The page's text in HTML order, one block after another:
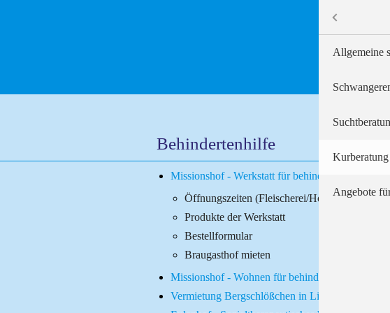
Behindertenhilfe
Missionshof - Werkstatt für behinderte Menschen
Öffnungszeiten (Fleischerei/Hofladen/Brauerei)
Produkte der Werkstatt
Bestellformular
Braugasthof mieten
Missionshof - Wohnen für behinderte Menschen
Vermietung Bergschlößchen in Lieske
-VERMITTLUNG
Alten- und Krankenpflege
Arbeitgeber Diakonie
Allgemeine
Angebote